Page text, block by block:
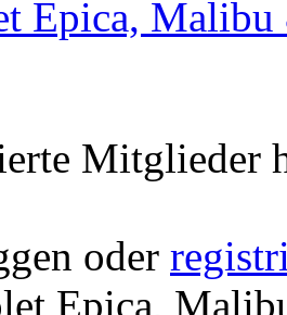
Epica,
Mitglieder
oder
Epica,